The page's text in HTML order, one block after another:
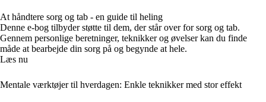
At håndtere sorg og tab - en guide til heling
Denne e-bog tilbyder støtte til dem, der står over for sorg og tab.
Gennem personlige beretninger, teknikker og øvelser kan du finde
måde at bearbejde din sorg på og begynde at hele.
Læs nu
Mentale værktøjer til hverdagen: Enkle teknikker med stor effekt